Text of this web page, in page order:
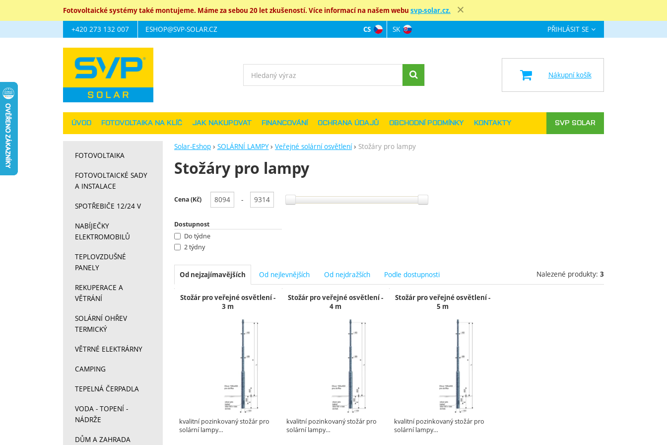
Fotovoltaické systémy také montujeme. Máme za sebou 20 let zkušeností. Více informací na našem webu svp-solar.cz.
Solar-Eshop SOLÁRNÍ LAMPY Veřejné solární osvětlení Stožáry pro lampy
Stožáry pro lampy
Filtrování podle parametrů
Cena (Kč) -
Dostupnost
Do týdne
2 týdny
Od nejzajímavějších Od nejlevnějších Od nejdražších Podle dostupnosti Nalezené produkty: 3
Produkty
Stožár pro veřejné osvětlení -
3 m
kvalitní pozinkovaný stožár pro
solární lampy…
Stožár pro veřejné osvětlení -
4 m
kvalitní pozinkovaný stožár pro
solární lampy…
Stožár pro veřejné osvětlení -
5 m
kvalitní pozinkovaný stožár pro
solární lampy…
FOTOVOLTAIKA
FOTOVOLTAICKÉ SADY
A INSTALACE
SPOTŘEBIČE 12/24 V
NABÍJEČKY
ELEKTROMOBILŮ
TEPLOVZDUŠNÉ
PANELY
REKUPERACE A
VĚTRÁNÍ
SOLÁRNÍ OHŘEV
TERMICKÝ
VĚTRNÉ ELEKTRÁRNY
CAMPING
TEPELNÁ ČERPADLA
VODA - TOPENÍ -
NÁDRŽE
DŮM A ZAHRADA
Navigace
+420 273 132 007 ESHOP@SVP-SOLAR.CZ
ÚVOD FOTOVOLTAIKA NA KLÍČ JAK NAKUPOVAT FINANCOVÁNÍ OCHRANA ÚDAJŮ OBCHODNÍ PODMÍNKY KONTAKTY SVP SOLAR
Jazyková verze
CS SK PŘIHLÁSIT SE
Vyhledávání Nákupní košík